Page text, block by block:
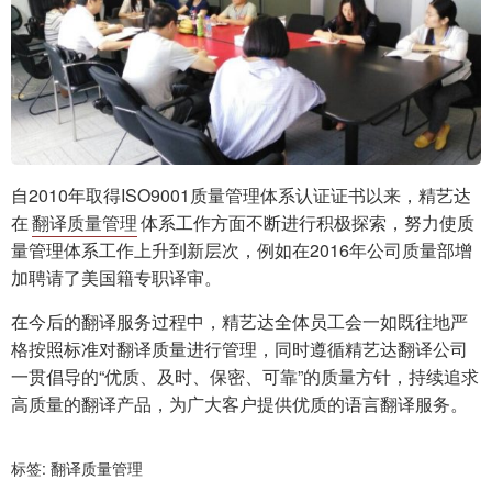
自2010年取得ISO9001质量管理体系认证证书以来，精艺达
在翻译质量管理体系工作方面不断进行积极探索，努力使质
量管理体系工作上升到新层次，例如在2016年公司质量部增
加聘请了美国籍专职译审。
在今后的翻译服务过程中，精艺达全体员工会一如既往地严
格按照标准对翻译质量进行管理，同时遵循精艺达翻译公司
一贯倡导的“优质、及时、保密、可靠”的质量方针，持续追求
高质量的翻译产品，为广大客户提供优质的语言翻译服务。
标签: 翻译质量管理